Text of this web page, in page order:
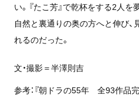
い。『たこ芳』で乾杯をする2人
自然と裏通りの奥の方へと伸び
れるのだった。
文・撮影＝半澤則吉
参考：『朝ドラの55年 全93作品完